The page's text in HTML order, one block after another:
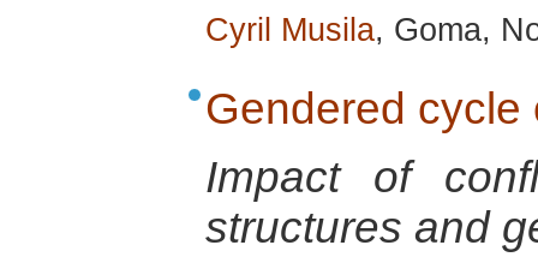
Cyril Musila, Goma,
Gendered cycle
Impact of
structures and